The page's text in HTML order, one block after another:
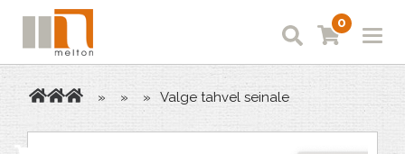
0
» » » Valge tahvel seinale